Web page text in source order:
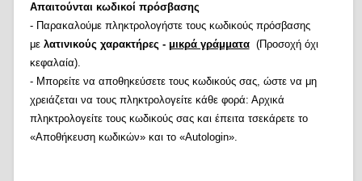
Απαιτούνται κωδικοί πρόσβασης
- Παρακαλούμε πληκτρολογήστε τους κωδικούς πρόσβασης
με λατινικούς χαρακτήρες - μικρά γράμματα(Προσοχή όχι
κεφαλαία).
- Μπορείτε να αποθηκεύσετε τους κωδικούς σας, ώστε να μη
χρειάζεται να τους πληκτρολογείτε κάθε φορά: Αρχικά
πληκτρολογείτε τους κωδικούς σας και έπειτα τσεκάρετε το
«Αποθήκευση κωδικών» και το «Autologin».